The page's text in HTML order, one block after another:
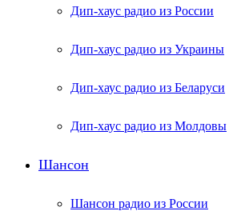
Дип-хаус радио из России
Дип-хаус радио из Украины
Дип-хаус радио из Беларуси
Дип-хаус радио из Молдовы
Шансон
Шансон радио из России